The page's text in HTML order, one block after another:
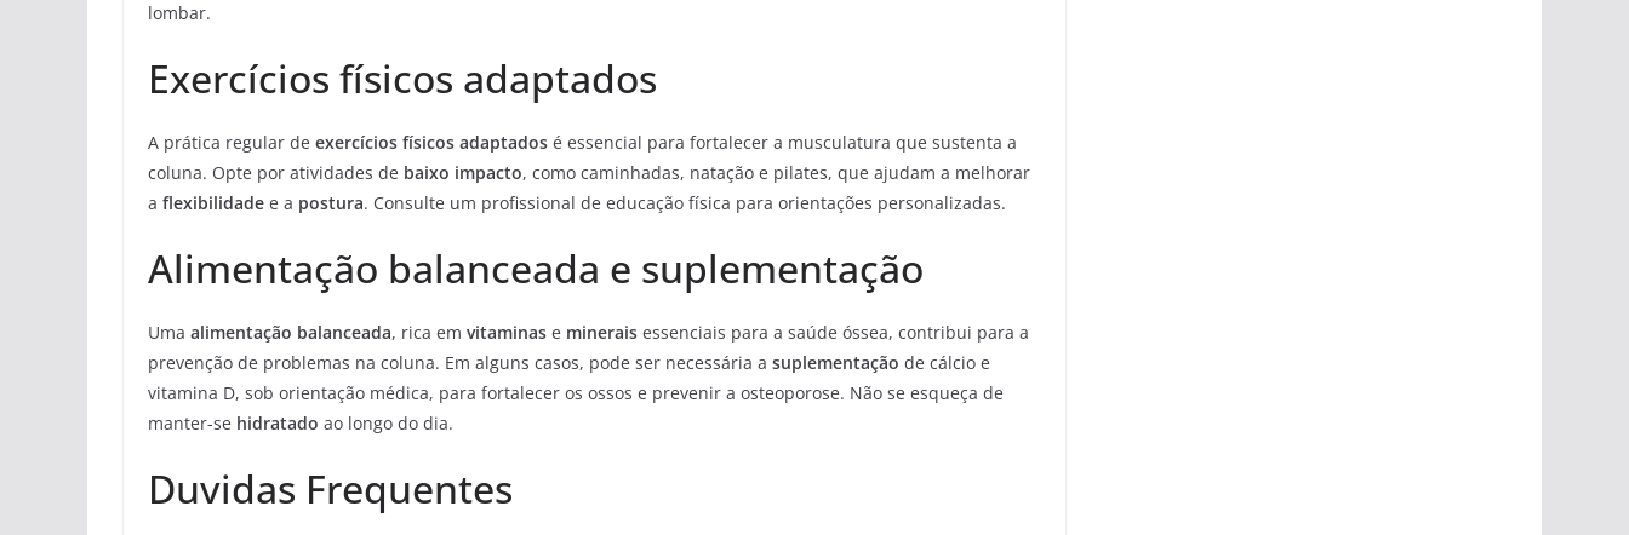
lombar.
Exercícios físicos adaptados
A prática regular de exercícios físicos adaptados é essencial para fortalecer a musculatura que sustenta a
coluna. Opte por atividades de baixo impacto, como caminhadas, natação e pilates, que ajudam a melhorar
a flexibilidade e a postura. Consulte um profissional de educação física para orientações personalizadas.
Alimentação balanceada e suplementação
Uma alimentação balanceada, rica em vitaminas e minerais essenciais para a saúde óssea, contribui para a
prevenção de problemas na coluna. Em alguns casos, pode ser necessária a suplementação de cálcio e
vitamina D, sob orientação médica, para fortalecer os ossos e prevenir a osteoporose. Não se esqueça de
manter-se hidratado ao longo do dia.
Duvidas Frequentes